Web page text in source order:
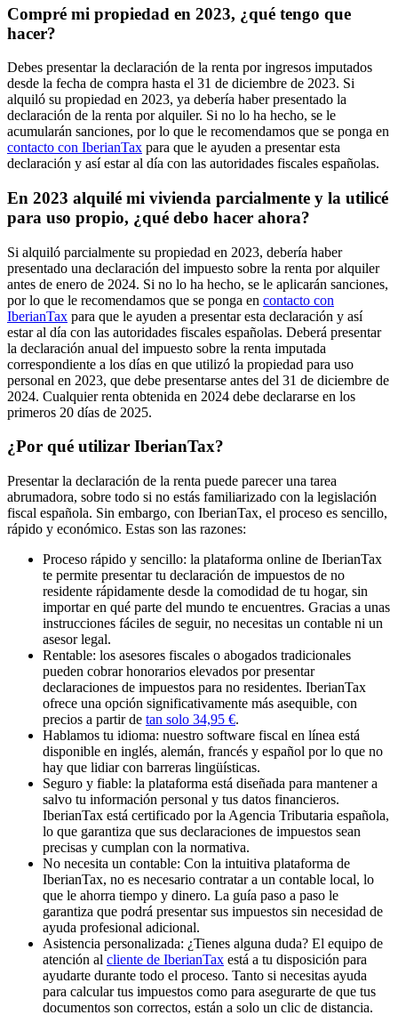
Compré mi propiedad en 2023, ¿qué tengo que
hacer?
Debes presentar la declaración de la renta por ingresos imputados
desde la fecha de compra hasta el 31 de diciembre de 2023. Si
alquiló su propiedad en 2023, ya debería haber presentado la
declaración de la renta por alquiler. Si no lo ha hecho, se le
acumularán sanciones, por lo que le recomendamos que se ponga en
contacto con IberianTax para que le ayuden a presentar esta
declaración y así estar al día con las autoridades fiscales españolas.
En 2023 alquilé mi vivienda parcialmente y la utilicé
para uso propio, ¿qué debo hacer ahora?
Si alquiló parcialmente su propiedad en 2023, debería haber
presentado una declaración del impuesto sobre la renta por alquiler
antes de enero de 2024. Si no lo ha hecho, se le aplicarán sanciones,
por lo que le recomendamos que se ponga en contacto con
IberianTax para que le ayuden a presentar esta declaración y así
estar al día con las autoridades fiscales españolas. Deberá presentar
la declaración anual del impuesto sobre la renta imputada
correspondiente a los días en que utilizó la propiedad para uso
personal en 2023, que debe presentarse antes del 31 de diciembre de
2024. Cualquier renta obtenida en 2024 debe declararse en los
primeros 20 días de 2025.
¿Por qué utilizar IberianTax?
Presentar la declaración de la renta puede parecer una tarea
abrumadora, sobre todo si no estás familiarizado con la legislación
fiscal española. Sin embargo, con IberianTax, el proceso es sencillo,
rápido y económico. Estas son las razones:
Proceso rápido y sencillo: la plataforma online de IberianTax
te permite presentar tu declaración de impuestos de no
residente rápidamente desde la comodidad de tu hogar, sin
importar en qué parte del mundo te encuentres. Gracias a unas
instrucciones fáciles de seguir, no necesitas un contable ni un
asesor legal.
Rentable: los asesores fiscales o abogados tradicionales
pueden cobrar honorarios elevados por presentar
declaraciones de impuestos para no residentes. IberianTax
ofrece una opción significativamente más asequible, con
precios a partir de tan solo 34,95 €.
Hablamos tu idioma: nuestro software fiscal en línea está
disponible en inglés, alemán, francés y español por lo que no
hay que lidiar con barreras lingüísticas.
Seguro y fiable: la plataforma está diseñada para mantener a
salvo tu información personal y tus datos financieros.
IberianTax está certificado por la Agencia Tributaria española,
lo que garantiza que sus declaraciones de impuestos sean
precisas y cumplan con la normativa.
No necesita un contable: Con la intuitiva plataforma de
IberianTax, no es necesario contratar a un contable local, lo
que le ahorra tiempo y dinero. La guía paso a paso le
garantiza que podrá presentar sus impuestos sin necesidad de
ayuda profesional adicional.
Asistencia personalizada: ¿Tienes alguna duda? El equipo de
atención al cliente de IberianTax está a tu disposición para
ayudarte durante todo el proceso. Tanto si necesitas ayuda
para calcular tus impuestos como para asegurarte de que tus
documentos son correctos, están a solo un clic de distancia.